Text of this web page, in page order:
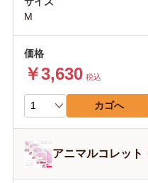
M
￥3,630 税込
カゴへ
アニマルコレット